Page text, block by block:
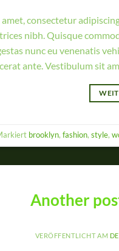
consectetur
nibh. Quisque
nunc eu venenatis
ante. Vestibulum sit
brooklyn,fashion,style,
Another
VERÖFFENTLICHT AM